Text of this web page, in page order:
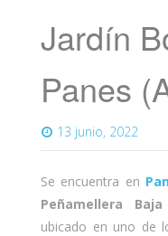
Jardín
Panes
13 junio, 2022
Se encuentra en
Peñamellera Baja
ubicado en uno de